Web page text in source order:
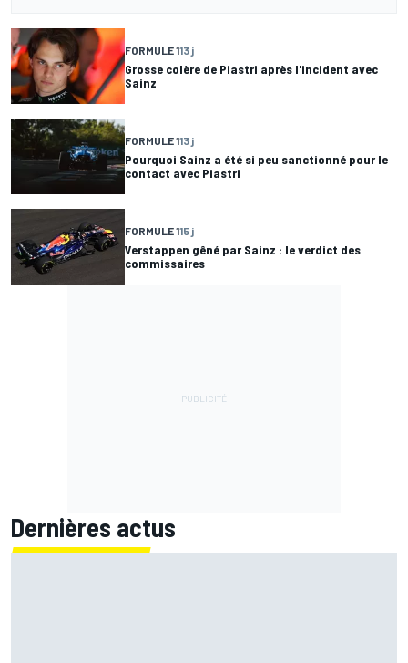
FORMULE 113 j
Grosse colère de Piastri après l'incident avec
Sainz
FORMULE 113 j
Pourquoi Sainz a été si peu sanctionné pour le
contact avec Piastri
FORMULE 115 j
Verstappen gêné par Sainz : le verdict des
commissaires
Dernières actus